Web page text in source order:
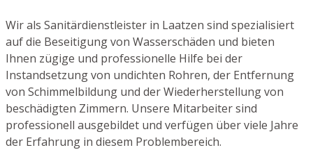
Wir als Sanitärdienstleister in Laatzen sind spezialisiert
auf die Beseitigung von Wasserschäden und bieten
Ihnen zügige und professionelle Hilfe bei der
Instandsetzung von undichten Rohren, der Entfernung
von Schimmelbildung und der Wiederherstellung von
beschädigten Zimmern. Unsere Mitarbeiter sind
professionell ausgebildet und verfügen über viele Jahre
der Erfahrung in diesem Problembereich.